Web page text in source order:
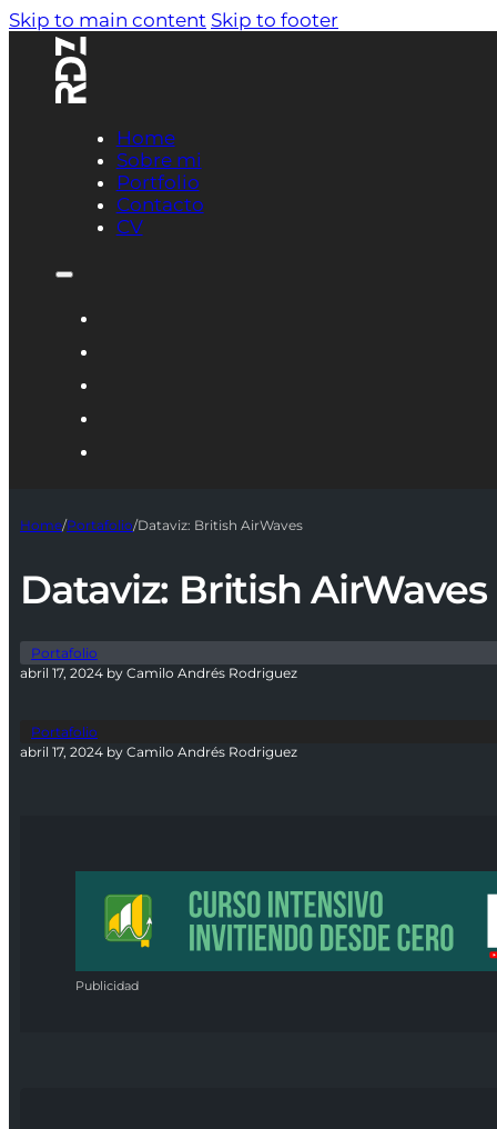
Skip to main content Skip to footer
Home
Sobre mi
Portfolio
Contacto
CV
Home/Portafolio/Dataviz: British AirWaves
Dataviz: British AirWaves
Portafolio
abril 17, 2024 by Camilo Andrés Rodriguez
Portafolio
abril 17, 2024 by Camilo Andrés Rodriguez
Publicidad